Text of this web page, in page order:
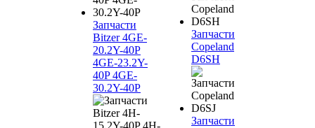
Запчасти
Bitzer 4GE-
20.2Y-40P
4GE-23.2Y-
40P 4GE-
30.2Y-40P
Запчасти
Copeland
D6SH
Запчасти